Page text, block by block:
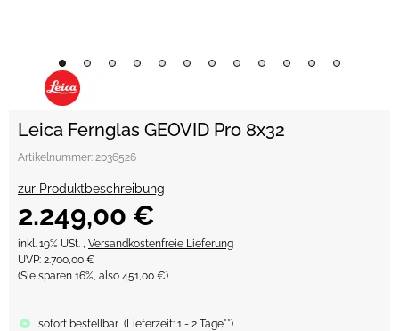
Leica Fernglas GEOVID Pro 8x32
Artikelnummer: 2036526
zur Produktbeschreibung
2.249,00 €
inkl. 19% USt. , Versandkostenfreie Lieferung
UVP: 2.700,00 €
(Sie sparen 16%, also 451,00 €)
sofort bestellbar (Lieferzeit: 1 - 2 Tage**)